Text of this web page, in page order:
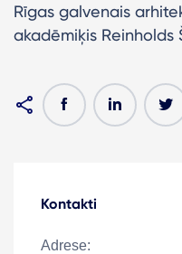
Rīgas galvenais
akadēmiķis Reinholds
Kontakti
Adrese: